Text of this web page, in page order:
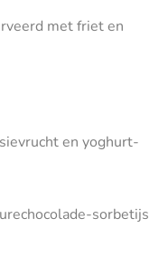
met friet en
en yoghurt-
sorbetijs